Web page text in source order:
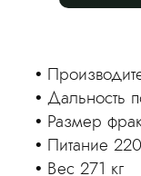
в
Оставьте
консультацию
Дальность
Размер
Питание
Вес 271 кг